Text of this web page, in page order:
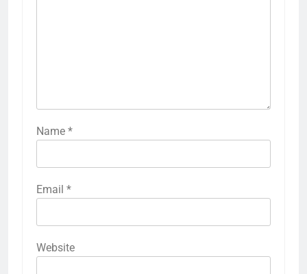
Name *
Email *
Website